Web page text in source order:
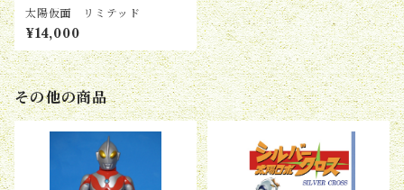
太陽仮面 リミテッド
¥14,000
その他の商品